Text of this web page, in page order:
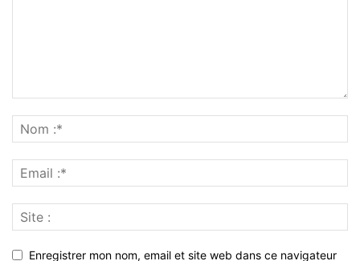
Enregistrer mon nom, email et site web dans ce navigateur